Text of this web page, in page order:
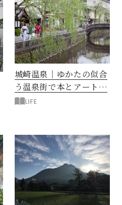
城崎温泉｜ゆかたの似合
う温泉街で本とアートを
楽しむ
LIFE